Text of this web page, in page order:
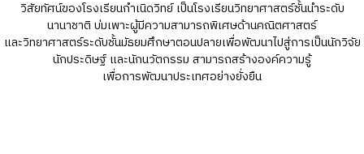
ปฏิทินโรงเรียน
ปฎิทินการศึกษา
วิสัยทัศน์ของโรงเรียนกำเนิดวิทย์ เป็นโรงเรียนวิทยาศาสตร์ชั้นนำระดับ
นานาชาติ บ่มเพาะผู้มีความสามารถพิเศษด้านคณิตศาสตร์
และวิทยาศาสตร์ระดับชั้นมัธยมศึกษาตอนปลายเพื่อพัฒนาไปสู่การเป็นนักวิจัย
นักประดิษฐ์ และนักนวัตกรรม สามารถสร้างองค์ความรู้
เพื่อการพัฒนาประเทศอย่างยั่งยืน